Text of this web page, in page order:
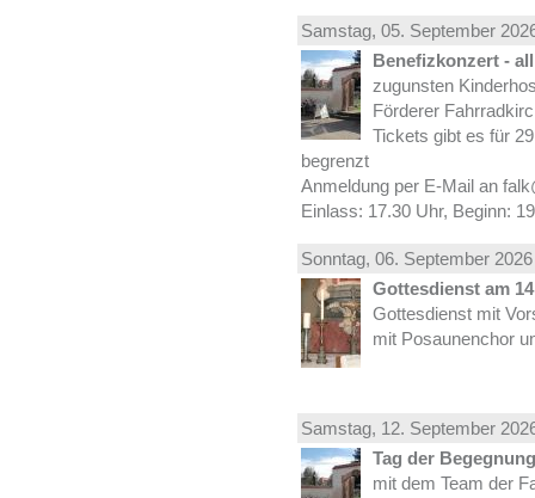
Samstag, 05. September
Benefizkonzert -
zugunsten
Förderer
Tickets gibt es für
begrenzt
Anmeldung per E-Mail an
Einlass: 17.30 Uhr, Beginn:
Sonntag, 06. September
Gottesdienst am
Gottesdienst mit
mit Posaunenchor
Samstag, 12. September
Tag der
mit dem Team der